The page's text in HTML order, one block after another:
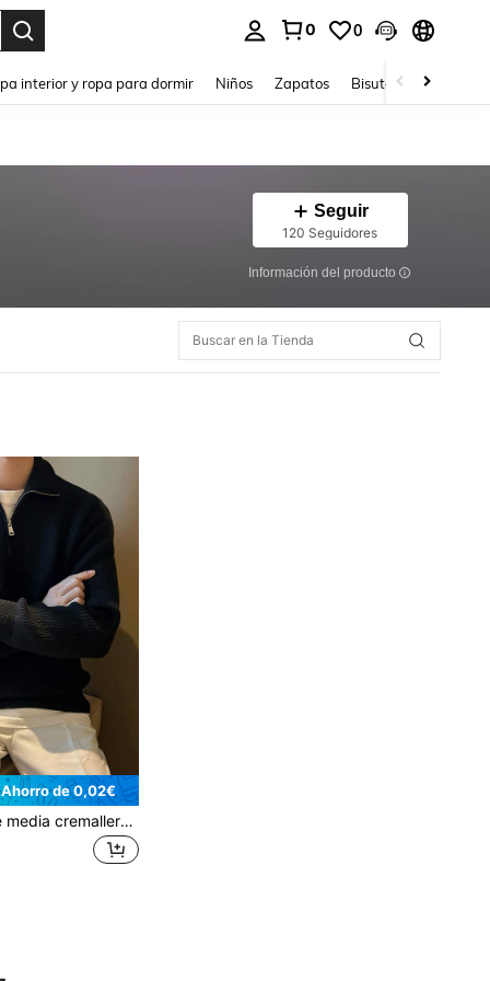
0 0
interior y ropa para dormir Niños Zapatos Bisutería Y
Seguir
120 Seguidores
Información del producto
Ahorro de 0,02€
1 pieza Suéter de media cremallera para hombres, tela suave y cómoda, amigable con la piel, elástica, de textura minimalista negra, versátil para el hogar, viajes, negocios, suéter de hombre, otoño e invierno, top de manga larga